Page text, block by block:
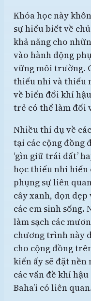
Khóa học này
sự hiểu biết về
khả năng cho
vào hành động
vững môi trường.
thiếu nhi và thiếu
về biến đổi khí
trẻ có thể làm đối
Nhiều thí dụ về
tại các cộng đồng
‘gìn giữ trái đất’
học thiếu nhi hiến
phụng sự liên
cây xanh, dọn
các em sinh
làm sạch các
chương trình này
cho cộng đồng
kiến ấy sẽ đặt
các vấn đề khí
Baha’i có liên